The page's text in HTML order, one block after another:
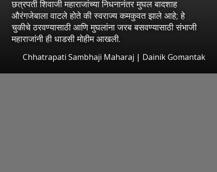
छत्रपती शिवाजी महाराजांच्या निधनानंतर मुघल बादशाह
औरंगजेबाला वाटले होते की स्वराज्य कमकुवत झाले आहे; हे
चुकीचे ठरवण्यासाठी आणि मुघलांना जरब बसवण्यासाठी संभाजी
महाराजांनी ही धाडसी मोहीम आखली.
Chhatrapati Sambhaji Maharaj | Dainik Gomantak